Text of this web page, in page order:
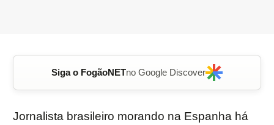
Siga o FogãoNETno Google Discover
Jornalista brasileiro morando na Espanha há